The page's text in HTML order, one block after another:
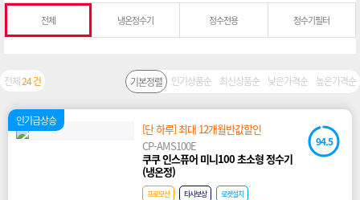
전체 냉온정수기 정수전용 정수기필터
전체24 건 기본정렬 인기상품순 최신상품순 낮은가격순 높은가격순
인기급상승
94.5
[단 하루] 최대 12개월반값할인
CP-AMS100E
쿠쿠 인스퓨어 미니100 초소형 정수기
(냉온정)
프로모션 타사보상 로켓설치